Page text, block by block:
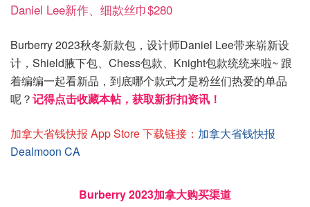
Daniel Lee新作、细款丝巾$280
Burberry 2023秋冬新款包，设计师Daniel Lee带来崭新设
计，Shield腋下包、Chess包款、Knight包款统统来啦~ 跟
着编编一起看新品，到底哪个款式才是粉丝们热爱的单品
呢？记得点击收藏本帖，获取新折扣资讯！
加拿大省钱快报 App Store 下载链接： 加拿大省钱快报
Dealmoon CA
Burberry 2023加拿大购买渠道